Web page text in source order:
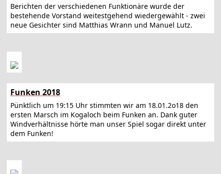
Berichten der verschiedenen Funktionäre wurde der
bestehende Vorstand weitestgehend wiedergewählt - zwei
neue Gesichter sind Matthias Wrann und Manuel Lutz.
Funken 2018
Pünktlich um 19:15 Uhr stimmten wir am 18.01.2o18 den
ersten Marsch im Kogaloch beim Funken an. Dank guter
Windverhältnisse hörte man unser Spiel sogar direkt unter
dem Funken!